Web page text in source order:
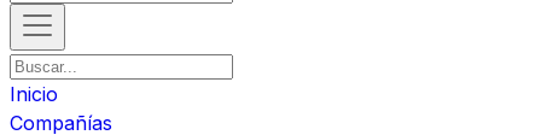
Inicio
Compañías